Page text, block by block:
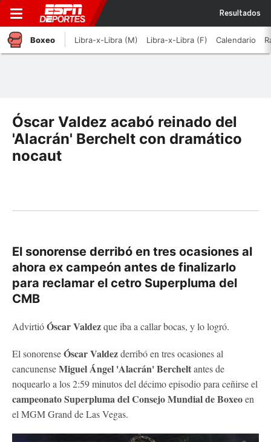
Resultados
Boxeo Libra-x-Libra (M) Libra-x-Libra (F) Calendario
Óscar Valdez acabó reinado del
'Alacrán' Berchelt con dramático
nocaut
El sonorense derribó en tres ocasiones al
ahora ex campeón antes de finalizarlo
para reclamar el cetro Superpluma del
CMB
AdvirtióÓscar Valdezque iba a callar bocas, y lo logró.
El sonorenseÓscar Valdezderribó en tres ocasiones al
cancunenseMiguel Ángel 'Alacrán' Bercheltantes de
noquearlo a los 2:59 minutos del décimo episodio para ceñirse el
campeonato Superpluma del Consejo Mundial de Boxeoen
el MGM Grand de Las Vegas.